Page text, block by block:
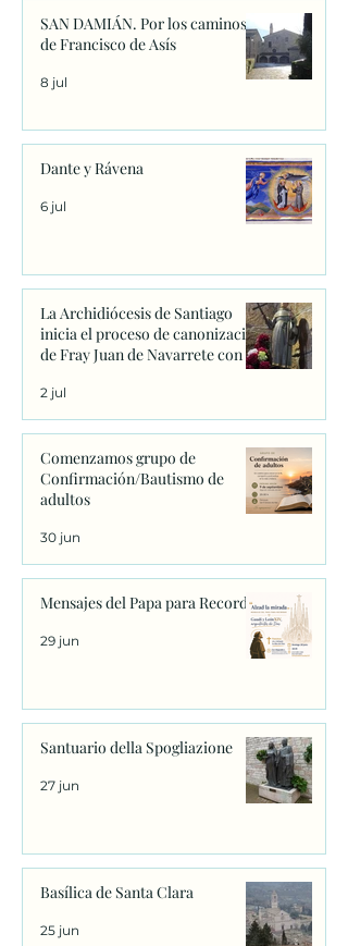
SAN DAMIÁN. Por los caminos
de Francisco de Asís
8 jul
Dante y Rávena
6 jul
La Archidiócesis de Santiago
inicia el proceso de canonización
de Fray Juan de Navarrete con la
firma de los primeros decretos
en Sanxenxo
2 jul
Comenzamos grupo de
Confirmación/Bautismo de
adultos
30 jun
Mensajes del Papa para Recordar
29 jun
Santuario della Spogliazione
27 jun
Basílica de Santa Clara
25 jun